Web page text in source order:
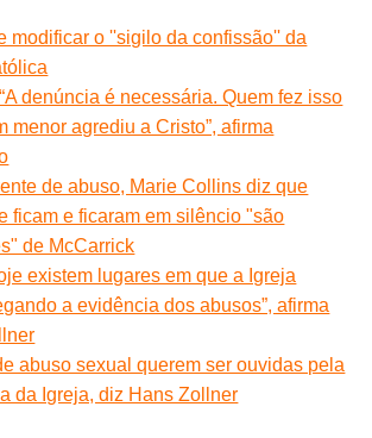
modificar o ''sigilo da confissão'' da
denúncia é necessária. Quem fez isso
menor agrediu a Cristo”, afirma
de abuso, Marie Collins diz que
ficam e ficaram em silêncio "são
de McCarrick
existem lugares em que a Igreja
a evidência dos abusos”, afirma
abuso sexual querem ser ouvidas pela
da Igreja, diz Hans Zollner